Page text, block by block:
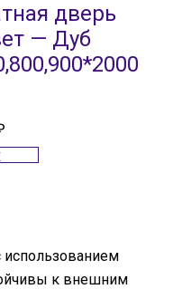
дверь
— Дуб
к внешним